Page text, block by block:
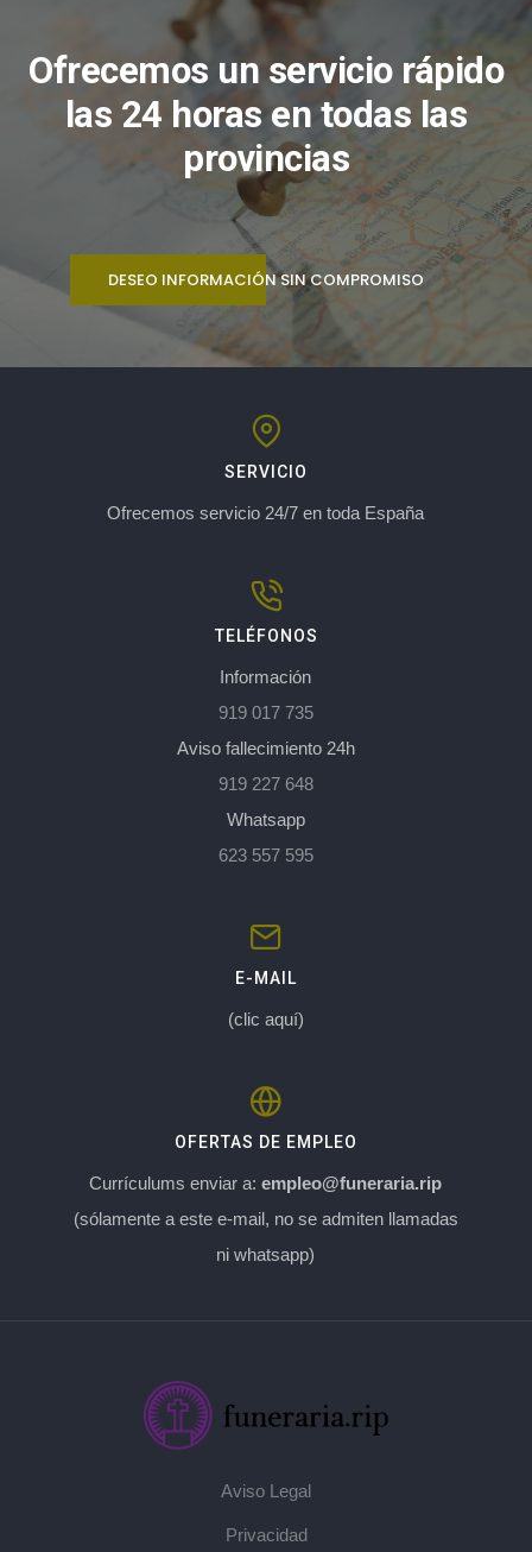
Ofrecemos un servicio rápido
las 24 horas en todas las
provincias
DESEO INFORMACIÓN SIN COMPROMISO
SERVICIO
Ofrecemos servicio 24/7 en toda España
TELÉFONOS
Información
919 017 735
Aviso fallecimiento 24h
919 227 648
Whatsapp
623 557 595
E-MAIL
(clic aquí)
OFERTAS DE EMPLEO
Currículums enviar a:empleo@funeraria.rip
(sólamente a este e-mail, no se admiten llamadas
ni whatsapp)
Aviso Legal
Privacidad